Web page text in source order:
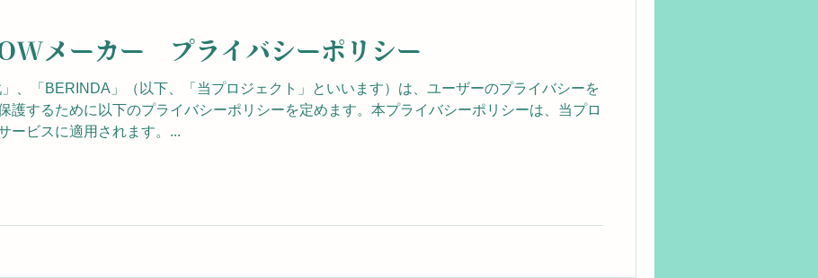
メーカー プライバシーポリシー
、「BERINDA」（以下、「当プロジェクト」といいます）は、ユーザーのプライバシーを
護するために以下のプライバシーポリシーを定めます。本プライバシーポリシーは、当プロ
ービスに適用されます。...